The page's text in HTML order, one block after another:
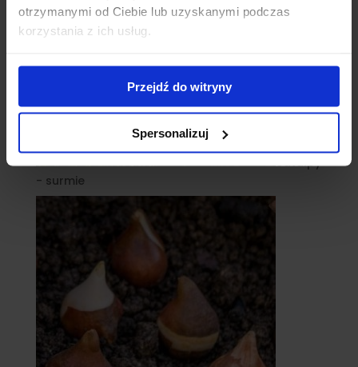
otrzymanymi od Ciebie lub uzyskanymi podczas
korzystania z ich usług.
Przejdź do witryny
Spersonalizuj
catalpy
- surmie